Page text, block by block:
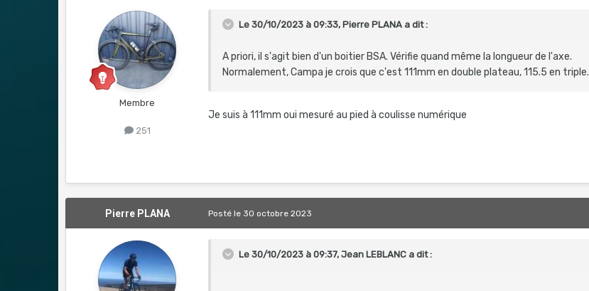
Membre
251
Le 30/10/2023 à 09:33,Pierre PLANA a dit :
A priori, il s'agit bien d'un boitier BSA. Vérifie quand même la longueur de l'axe.
Normalement, Campa je crois que c'est 111mm en double plateau, 115.5 en triple.
Je suis à 111mm oui mesuré au pied à coulisse numérique
Pierre PLANA Postéle 30 octobre 2023
Le 30/10/2023 à 09:37,Jean LEBLANC a dit :